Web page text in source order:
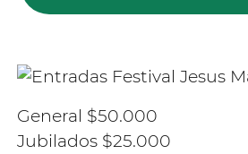
General $50.000
Jubilados $25.000